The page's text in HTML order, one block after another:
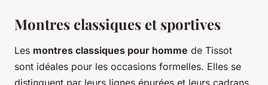
Montres classiques et sportives
Les montres classiques pour homme de Tissot
sont idéales pour les occasions formelles. Elles se
distinguent par leurs lignes épurées et leurs cadrans